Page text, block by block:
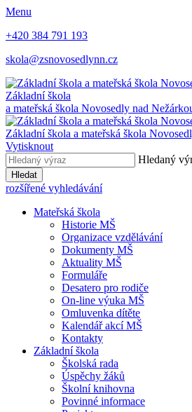
Menu
+420 384 791 193
skola@zsnovosedlynn.cz
Základní škola
a mateřská škola Novosedly nad
Základní škola a mateřská škola
Vytisknout
Hledaný
Hledat
rozšířené vyhledávání
Mateřská škola
Historie MŠ
Organizace vzdělávání
Dokumenty MŠ
Aktuality MŠ
Formuláře
Desatero pro rodiče
On-line výuka MŠ
Omluvenka dítěte
Kalendář akcí MŠ
Kontakty
Základní škola
Školská rada
Úspěchy žáků
Školní knihovna
Povinné informace